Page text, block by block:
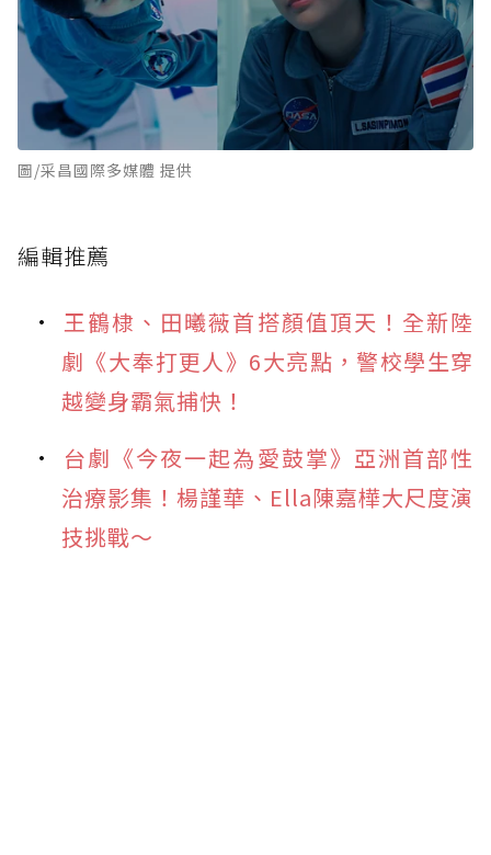
圖/采昌國際多媒體 提供
編輯推薦
王鶴棣、田曦薇首搭顏值頂天！全新陸
劇《大奉打更人》6大亮點，警校學生穿
越變身霸氣捕快！
台劇《今夜一起為愛鼓掌》亞洲首部性
治療影集！楊謹華、Ella陳嘉樺大尺度演
技挑戰～